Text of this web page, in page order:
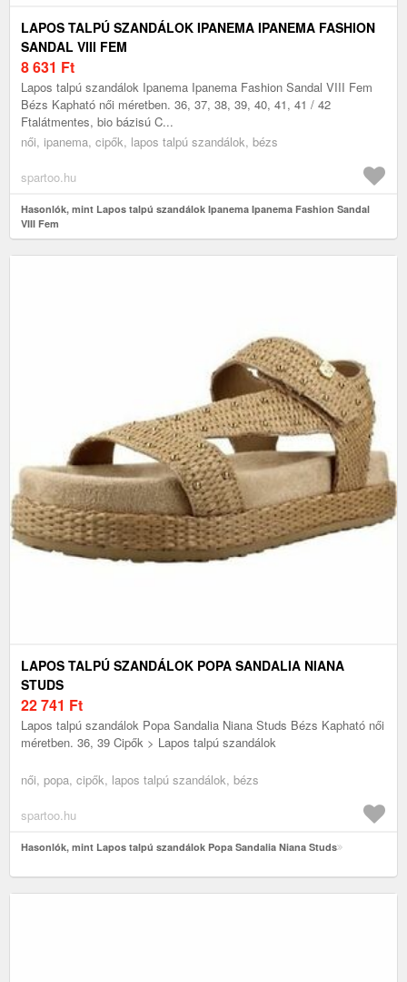
LAPOS TALPÚ SZANDÁLOK IPANEMA IPANEMA FASHION
SANDAL VIII FEM
8 631 Ft
Lapos talpú szandálok Ipanema Ipanema Fashion Sandal VIII Fem
Bézs Kapható női méretben. 36, 37, 38, 39, 40, 41, 41 / 42
Ftalátmentes, bio bázisú C...
női, ipanema, cipők, lapos talpú szandálok, bézs
spartoo.hu
Hasonlók, mint Lapos talpú szandálok Ipanema Ipanema Fashion Sandal
VIII Fem
LAPOS TALPÚ SZANDÁLOK POPA SANDALIA NIANA
STUDS
22 741 Ft
Lapos talpú szandálok Popa Sandalia Niana Studs Bézs Kapható női
méretben. 36, 39 Cipők > Lapos talpú szandálok
női, popa, cipők, lapos talpú szandálok, bézs
spartoo.hu
Hasonlók, mint Lapos talpú szandálok Popa Sandalia Niana Studs